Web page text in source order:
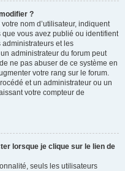
?
nom d’utilisateur, indiquent
vous avez publié ou identifient
et les
administrateur du forum peut
ne pas abuser de ce système en
votre rang sur le forum.
et un administrateur ou un
votre compteur de
lorsque je clique sur le lien de
seuls les utilisateurs